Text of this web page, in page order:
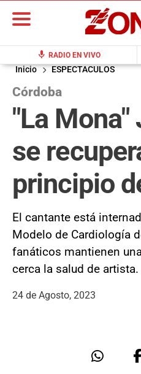
mic RADIO EN VIVO
Inicio ESPECTACULOS
Córdoba
"La
se
principio
El cantante está
Modelo de Cardiología
fanáticos mantienen
cerca la salud de artista.
24 de Agosto, 2023